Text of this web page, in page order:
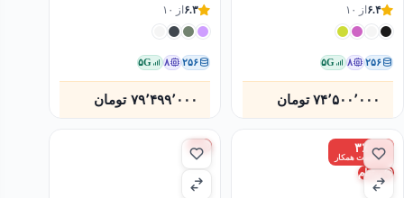
۶.۴ از ۱۰
۲۵۶ ۸ ۵G
۷۴٬۵۰۰٬۰۰۰ تومان
۶.۳ از ۱۰
۲۵۶ ۸ ۵G
۷۹٬۴۹۹٬۰۰۰ تومان
۳٪
زیر قیمت همکار
ویتنام
هند